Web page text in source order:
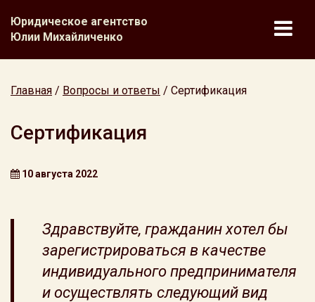
Юридическое агентство
Юлии Михайличенко
Главная / Вопросы и ответы / Сертификация
Сертификация
10 августа 2022
Здравствуйте, гражданин хотел бы
зарегистрироваться в качестве
индивидуального предпринимателя
и осуществлять следующий вид